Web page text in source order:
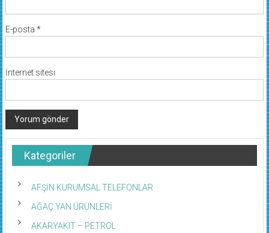
E-posta *
İnternet sitesi
Kategoriler
AFŞİN KURUMSAL TELEFONLAR
AĞAÇ YAN ÜRÜNLERİ
AKARYAKIT – PETROL